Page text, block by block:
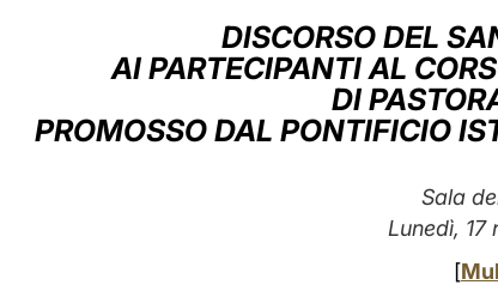
DISCORSO DEL
AI PARTECIPANTI AL
DI
PROMOSSO DAL PONTIFICIO
Sala
Lunedì,
[